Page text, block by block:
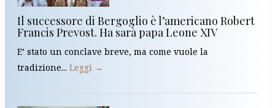
Il successore di Bergoglio è l’americano Robert
Francis Prevost. Ha sarà papa Leone XIV
E’ stato un conclave breve, ma come vuole la
tradizione... Leggi →